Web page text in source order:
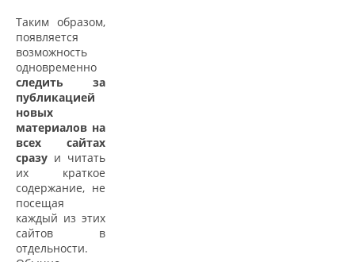
Таким образом,
появляется
возможность
одновременно
следить за
публикацией
новых
материалов на
всех сайтах
сразу и читать
их краткое
содержание, не
посещая
каждый из этих
сайтов в
отдельности.